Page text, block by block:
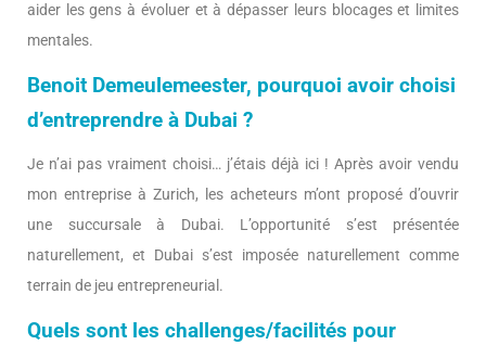
aider les gens à évoluer et à dépasser leurs blocages et limites
mentales.
Benoit Demeulemeester, pourquoi avoir choisi
d’entreprendre à Dubai ?
Je n’ai pas vraiment choisi… j’étais déjà ici ! Après avoir vendu
mon entreprise à Zurich, les acheteurs m’ont proposé d’ouvrir
une succursale à Dubai. L’opportunité s’est présentée
naturellement, et Dubai s’est imposée naturellement comme
terrain de jeu entrepreneurial.
Quels sont les challenges/facilités pour